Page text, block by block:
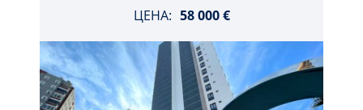
ЦЕНА: 58 000 €